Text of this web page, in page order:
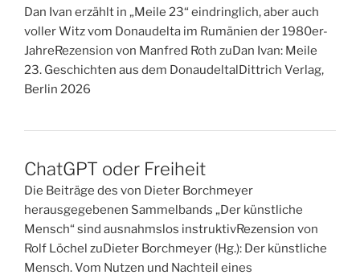
Dan Ivan erzählt in „Meile 23“ eindringlich, aber auch
voller Witz vom Donaudelta im Rumänien der 1980er-
JahreRezension von Manfred Roth zuDan Ivan: Meile
23. Geschichten aus dem DonaudeltalDittrich Verlag,
Berlin 2026
ChatGPT oder Freiheit
Die Beiträge des von Dieter Borchmeyer
herausgegebenen Sammelbands „Der künstliche
Mensch“ sind ausnahmslos instruktivRezension von
Rolf Löchel zuDieter Borchmeyer (Hg.): Der künstliche
Mensch. Vom Nutzen und Nachteil eines